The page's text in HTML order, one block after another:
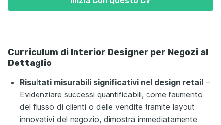
Curriculum di Interior Designer per Negozi al
Dettaglio
Risultati misurabili significativi nel design retail –
Evidenziare successi quantificabili, come l’aumento
del flusso di clienti o delle vendite tramite layout
innovativi del negozio, dimostra immediatamente